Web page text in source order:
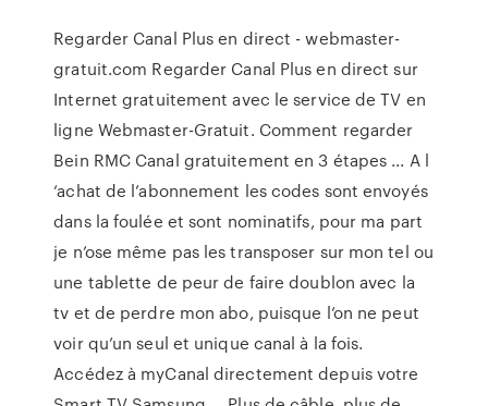
Regarder Canal Plus en direct - webmaster-
gratuit.com Regarder Canal Plus en direct sur
Internet gratuitement avec le service de TV en
ligne Webmaster-Gratuit. Comment regarder
Bein RMC Canal gratuitement en 3 étapes ... A l
‘achat de l’abonnement les codes sont envoyés
dans la foulée et sont nominatifs, pour ma part
je n’ose même pas les transposer sur mon tel ou
une tablette de peur de faire doublon avec la
tv et de perdre mon abo, puisque l’on ne peut
voir qu’un seul et unique canal à la fois.
Accédez à myCanal directement depuis votre